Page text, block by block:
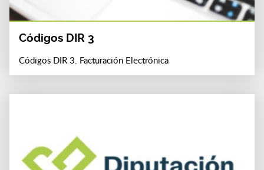
Códigos DIR 3
Códigos DIR 3. Facturación Electrónica